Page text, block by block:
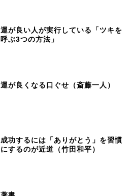
運が良い人が実行している「ツキを
呼ぶ3つの方法」
運が良くなる口ぐせ（斎藤一人）
成功するには「ありがとう」を習慣
にするのが近道（竹田和平）